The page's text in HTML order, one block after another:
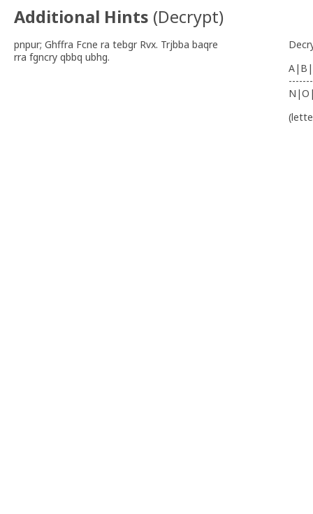
Additional Hints (Decrypt)
pnpur; Ghffra Fcne ra tebgr Rvx. Trjbba baqre
rra fgncry qbbq ubhg.